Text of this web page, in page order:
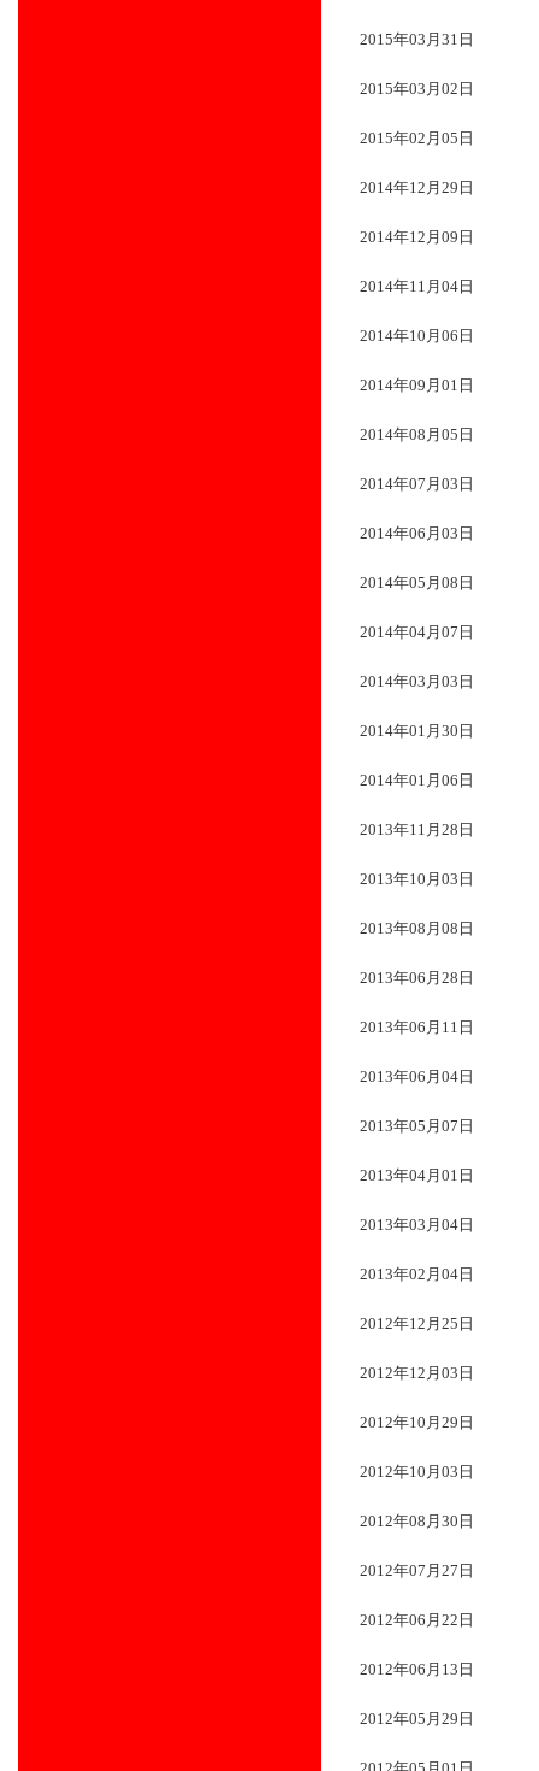
2015年03月31日
2015年03月02日
2015年02月05日
2014年12月29日
2014年12月09日
2014年11月04日
2014年10月06日
2014年09月01日
2014年08月05日
2014年07月03日
2014年06月03日
2014年05月08日
2014年04月07日
2014年03月03日
2014年01月30日
2014年01月06日
2013年11月28日
2013年10月03日
2013年08月08日
2013年06月28日
2013年06月11日
2013年06月04日
2013年05月07日
2013年04月01日
2013年03月04日
2013年02月04日
2012年12月25日
2012年12月03日
2012年10月29日
2012年10月03日
2012年08月30日
2012年07月27日
2012年06月22日
2012年06月13日
2012年05月29日